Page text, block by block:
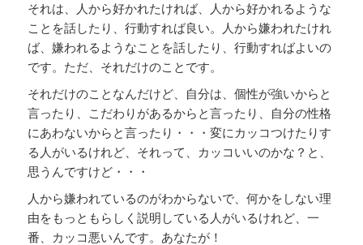
それは、人から好かれたければ、人から好かれるような
ことを話したり、行動すれば良い。人から嫌われたけれ
ば、嫌われるようなことを話したり、行動すればよいの
です。ただ、それだけのことです。
それだけのことなんだけど、自分は、個性が強いからと
言ったり、こだわりがあるからと言ったり、自分の性格
にあわないからと言ったり・・・変にカッコつけたりす
る人がいるけれど、それって、カッコいいのかな？と、
思うんですけど・・・
人から嫌われているのがわからないで、何かをしない理
由をもっともらしく説明している人がいるけれど、一
番、カッコ悪いんです。あなたが！